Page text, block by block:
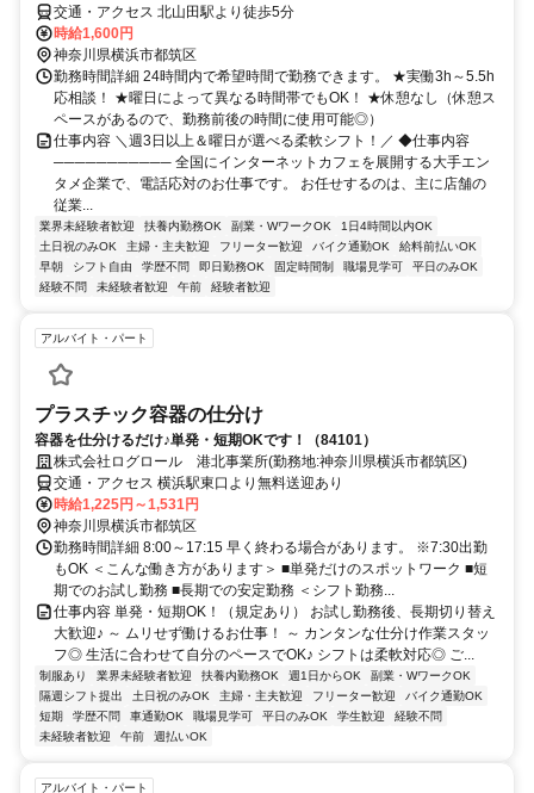
交通・アクセス 北山田駅より徒歩5分
時給1,600円
神奈川県横浜市都筑区
勤務時間詳細 24時間内で希望時間で勤務できます。 ★実働3h～5.5h
応相談！ ★曜日によって異なる時間帯でもOK！ ★休憩なし（休憩ス
ペースがあるので、勤務前後の時間に使用可能◎）
仕事内容 ＼週3日以上＆曜日が選べる柔軟シフト！／ ◆仕事内容
─────────── 全国にインターネットカフェを展開する大手エン
タメ企業で、電話応対のお仕事です。 お任せするのは、主に店舗の
従業...
業界未経験者歓迎 扶養内勤務OK 副業・WワークOK
1日4時間以内OK
土日祝のみOK
主婦・主夫歓迎 フリーター歓迎 バイク通勤OK
給料前払いOK
早朝
シフト自由 学歴不問 即日勤務OK 固定時間制 職場見学可
平日のみOK
経験不問
未経験者歓迎 午前 経験者歓迎
アルバイト・パート
プラスチック容器の仕分け
容器を仕分けるだけ♪単発・短期OKです！（84101）
株式会社ログロール 港北事業所(勤務地:神奈川県横浜市都筑区)
交通・アクセス 横浜駅東口より無料送迎あり
時給1,225円～1,531円
神奈川県横浜市都筑区
勤務時間詳細 8:00～17:15 早く終わる場合があります。 ※7:30出勤
もOK ＜こんな働き方があります＞ ■単発だけのスポットワーク ■短
期でのお試し勤務 ■長期での安定勤務 ＜シフト勤務...
仕事内容 単発・短期OK！（規定あり） お試し勤務後、長期切り替え
大歓迎♪ ～ ムリせず働けるお仕事！ ～ カンタンな仕分け作業スタッ
フ◎ 生活に合わせて自分のペースでOK♪ シフトは柔軟対応◎ ご...
制服あり 業界未経験者歓迎 扶養内勤務OK 週1日からOK
副業・WワークOK
隔週シフト提出
土日祝のみOK 主婦・主夫歓迎 フリーター歓迎
バイク通勤OK
短期
学歴不問 車通勤OK 職場見学可 平日のみOK 学生歓迎
経験不問
未経験者歓迎
午前 週払いOK
アルバイト・パート